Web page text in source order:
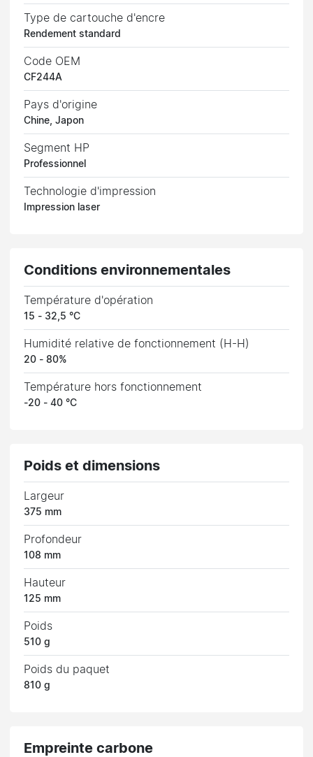
Type de cartouche d'encre
Rendement standard
Code OEM
CF244A
Pays d'origine
Chine, Japon
Segment HP
Professionnel
Technologie d'impression
Impression laser
Conditions environnementales
Température d'opération
15 - 32,5 °C
Humidité relative de fonctionnement (H-H)
20 - 80%
Température hors fonctionnement
-20 - 40 °C
Poids et dimensions
Largeur
375 mm
Profondeur
108 mm
Hauteur
125 mm
Poids
510 g
Poids du paquet
810 g
Empreinte carbone